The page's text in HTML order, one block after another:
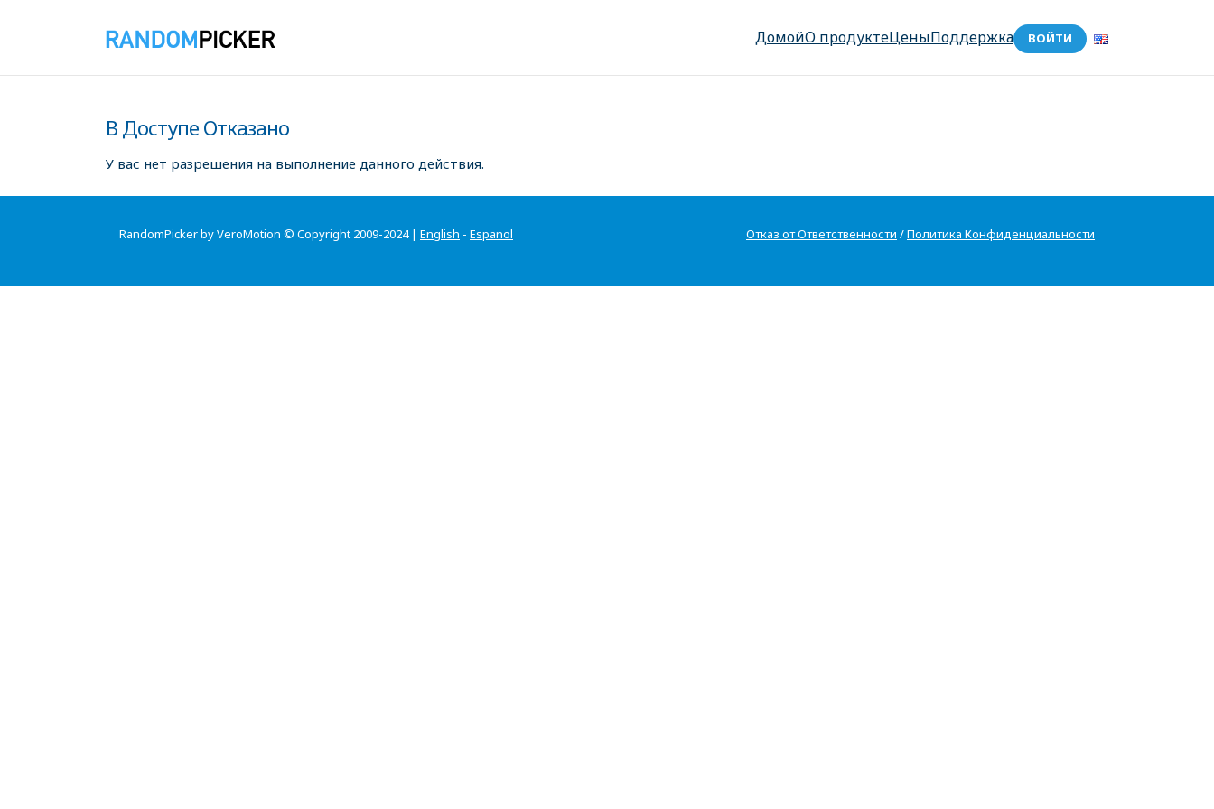
ДомойО продуктеЦеныПоддержка ВОЙТИ
В Доступе Отказано
У вас нет разрешения на выполнение данного действия.
RandomPicker by VeroMotion © Copyright 2009-2024 | English - Espanol Отказ от Ответственности /Политика Конфиденциальности